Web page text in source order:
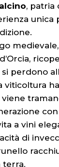
, patria
perdono
viticoltura
a vini
di
terra.